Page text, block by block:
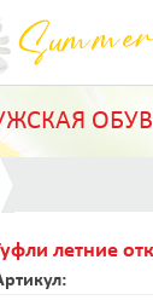
летние